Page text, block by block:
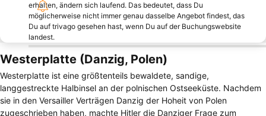
erhalten, ändern sich laufend. Das bedeutet, dass Du
möglicherweise nicht immer genau dasselbe Angebot findest, das
Du auf trivago gesehen hast, wenn Du auf der Buchungswebsite
landest.
Westerplatte (Danzig, Polen)
Westerplatte ist eine größtenteils bewaldete, sandige,
langgestreckte Halbinsel an der polnischen Ostseeküste. Nachdem
sie in den Versailler Verträgen Danzig der Hoheit von Polen
zugeschrieben haben, machte Hitler die Danziger Frage zum